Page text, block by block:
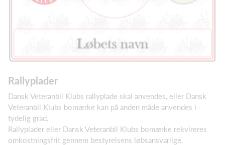
Rallyplader
Dansk Veteranbil Klubs rallyplade skal anvendes, eller Dansk
Veteranbil Klubs bomærke kan på anden måde anvendes i
tydelig grad.
Rallyplader eller Dansk Veteranbil Klubs bomærke rekvireres
omkostningsfrit gennem bestyrelsens løbsansvarlige.